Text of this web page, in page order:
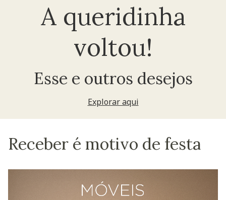
A queridinha
voltou!
Esse e outros desejos
Explorar aqui
Receber é motivo de festa